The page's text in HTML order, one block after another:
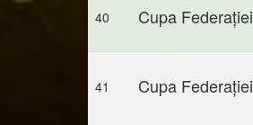
40 Cupa Federației
41 Cupa Federației